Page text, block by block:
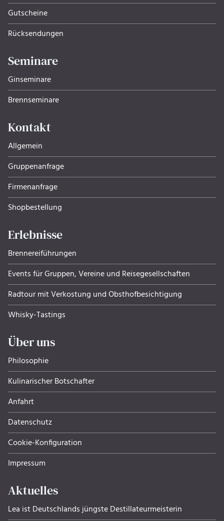
Gutscheine
Rücksendungen
Seminare
Ginseminare
Brennseminare
Kontakt
Allgemein
Gruppenanfrage
Firmenanfrage
Shopbestellung
Erlebnisse
Brennereiführungen
Events für Gruppen, Ver­eine und Rei­se­ge­sell­schaf­ten
Radtour mit Verkostung und Obsthof­be­sich­ti­gung
Whisky-Tastings
Über uns
Philosophie
Kulinarischer Botschafter
Anfahrt
Datenschutz
Cookie-Konfiguration
Impressum
Aktuelles
Lea ist Deutschlands jüngste Destillateurmeisterin